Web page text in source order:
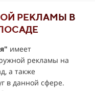
РЕКЛАМЫ В
" имеет
рекламы на
а также
в данной сфере.